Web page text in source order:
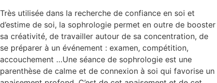
Très utilisée dans la recherche de confiance en soi et
d’estime de soi, la sophrologie permet en outre de booster
sa créativité, de travailler autour de sa concentration, de
se préparer à un événement : examen, compétition,
accouchement …Une séance de sophrologie est une
parenthèse de calme et de connexion à soi qui favorise un